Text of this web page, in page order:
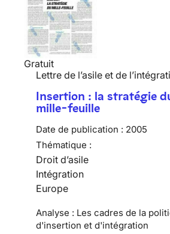
Gratuit
Lettre de l’asile et de
Insertion : la stratégie
mille-feuille
Date de publication : 2005
Thématique :
Droit d’asile
Intégration
Europe
Analyse : Les cadres de la
d'insertion et d'intégration